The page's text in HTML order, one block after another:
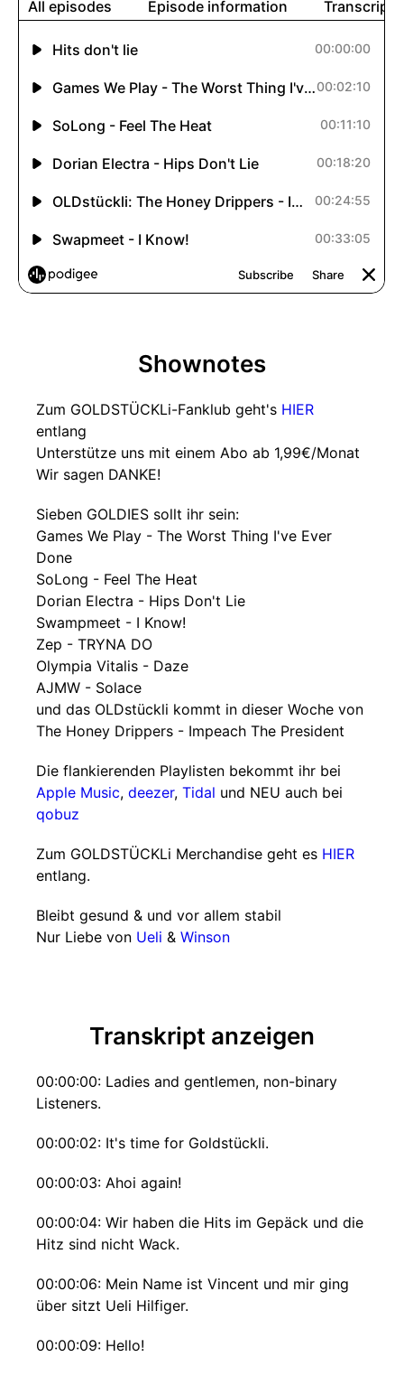
Shownotes
Zum GOLDSTÜCKLi-Fanklub geht's HIER
entlang
Unterstütze uns mit einem Abo ab 1,99€/Monat
Wir sagen DANKE!
Sieben GOLDIES sollt ihr sein:
Games We Play - The Worst Thing I've Ever
Done
SoLong - Feel The Heat
Dorian Electra - Hips Don't Lie
Swampmeet - I Know!
Zep - TRYNA DO
Olympia Vitalis - Daze
AJMW - Solace
und das OLDstückli kommt in dieser Woche von
The Honey Drippers - Impeach The President
Die flankierenden Playlisten bekommt ihr bei
Apple Music, deezer, Tidal und NEU auch bei
qobuz
Zum GOLDSTÜCKLi Merchandise geht es HIER
entlang.
Bleibt gesund & und vor allem stabil
Nur Liebe von Ueli & Winson
Transkript anzeigen
00:00:00: Ladies and gentlemen, non-binary
Listeners.
00:00:02: It's time for Goldstückli.
00:00:03: Ahoi again!
00:00:04: Wir haben die Hits im Gepäck und die
Hitz sind nicht Wack.
00:00:06: Mein Name ist Vincent und mir ging
über sitzt Ueli Hilfiger.
00:00:09: Hello!